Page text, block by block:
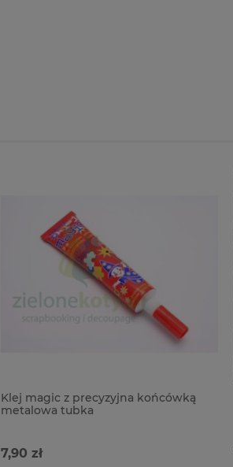
Klej magic z precyzyjna końcówką
metalowa tubka
7,90 zł